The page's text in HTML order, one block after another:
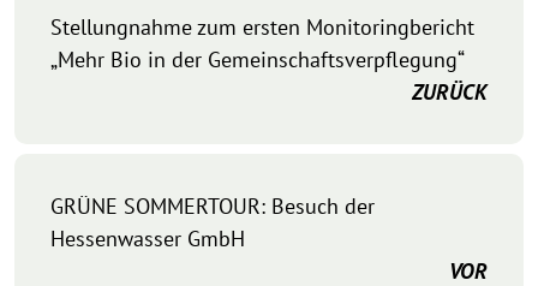
Stellungnahme zum ersten Monitoringbericht
„Mehr Bio in der Gemeinschaftsverpflegung“
ZURÜCK
GRÜNE SOMMERTOUR: Besuch der
Hessenwasser GmbH
VOR